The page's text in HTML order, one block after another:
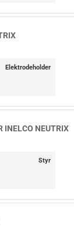
Elektrodeholder
INELCO NEUTRIX
Styr